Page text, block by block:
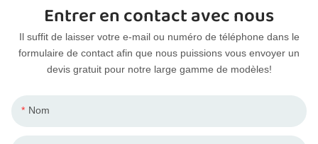
Entrer en contact avec nous
Il suffit de laisser votre e-mail ou numéro de téléphone dans le
formulaire de contact afin que nous puissions vous envoyer un
devis gratuit pour notre large gamme de modèles!
Nom